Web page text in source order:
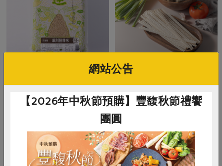
常溫
喜願行
克/包
600公克
全素 常溫
$110
網站公告
【2026年中秋節預購】豐馥秋節禮饗
團圓